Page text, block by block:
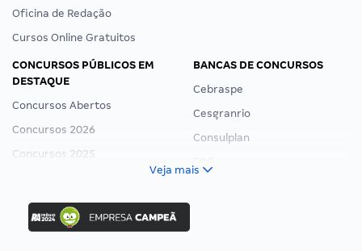
Oficina de Redação
Cursos Online Gratuitos
CONCURSOS PÚBLICOS EM
DESTAQUE
Concursos Abertos
Concursos 2026
Concursos 2025
Concurso Ibama
Concurso MPU
BANCAS DE CONCURSOS
Cebraspe
Cesgranrio
Consulplan
Veja mais